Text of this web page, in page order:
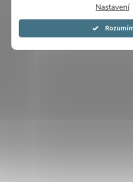
Nastavení
Souhlasím